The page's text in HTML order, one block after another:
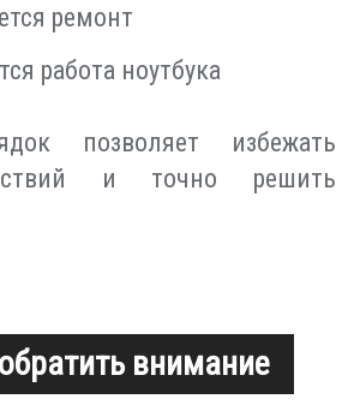
ремонт
работа ноутбука
позволяет избежать
и точно решить
внимание